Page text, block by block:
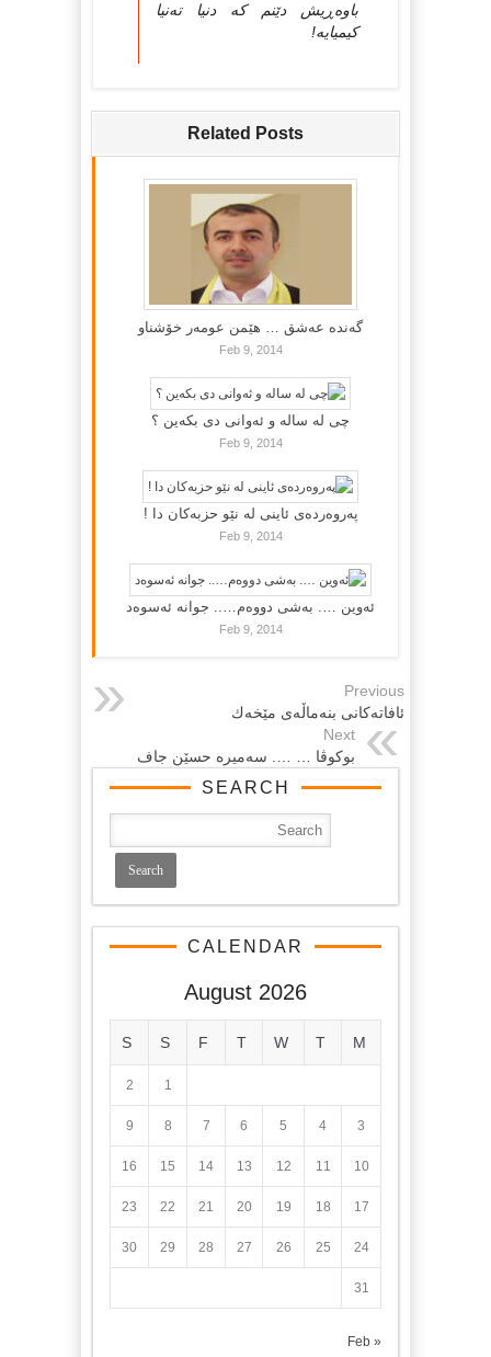
باوه‌ڕیش دێنم که‌ دنیا ته‌نیا
کیمیایه‌!
Related Posts
گه‌نده‌ عه‌شق … هێمن عومه‌ر خۆشناو
Feb 9, 2014
چی لە سالە و ئەوانی دی بكەین ؟
Feb 9, 2014
پەروەردەی ئاینی لە نێو حزبەکان دا !
Feb 9, 2014
ئەوین …. بەشی دووەم….. جوانە ئەسوەد
Feb 9, 2014
Previous
ئافاته‌كانی بنه‌ماڵه‌ی مێخه‌ك
Next
بوكوڤا … …. سه‌میره‌ حسێن جاف
SEARCH
CALENDAR
August 2026
M
T
W
T
F
S
S
1
2
3
4
5
6
7
8
9
10
11
12
13
14
15
16
17
18
19
20
21
22
23
24
25
26
27
28
29
30
31
« Feb